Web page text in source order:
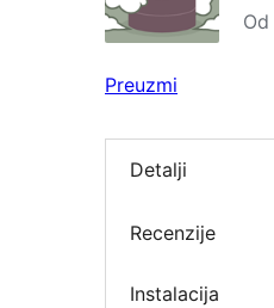
Od
Preuzmi
Detalji
Recenzije
Instalacija